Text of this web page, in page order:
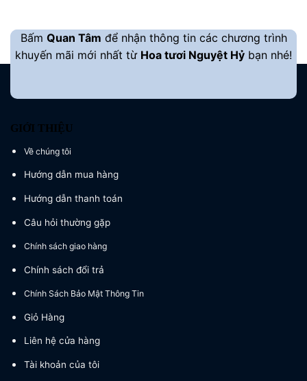
Bấm Quan Tâm để nhận thông tin các chương trình
khuyến mãi mới nhất từ Hoa tươi Nguyệt Hỷ bạn nhé!
GIỚI THIỆU
Về chúng tôi
Hướng dẫn mua hàng
Hướng dẫn thanh toán
Câu hỏi thường gặp
Chính sách giao hàng
Chính sách đổi trả
Chính Sách Bảo Mật Thông Tin
Giỏ Hàng
Liên hệ cửa hàng
Tài khoản của tôi